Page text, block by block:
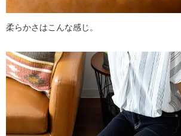
柔らかさはこんな感じ。